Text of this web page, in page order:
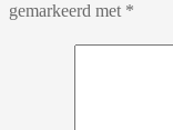
gemarkeerd met *